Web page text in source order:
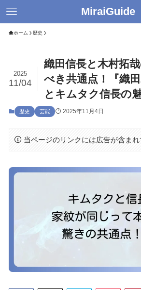
MiraiGuide
ホーム 歴史
織田信長と木村拓
べき共通点！『織
とキムタク信長の
2025
11/04
歴史 芸能 2025年11月4日
当ページのリンクには広告が含まれ